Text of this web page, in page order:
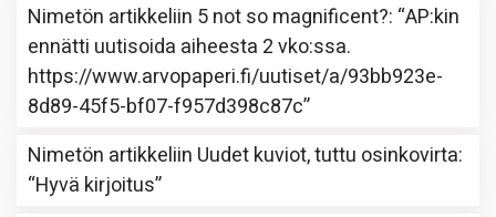
Nimetön artikkeliin 5 not so magnificent?: “AP:kin
ennätti uutisoida aiheesta 2 vko:ssa.
https://www.arvopaperi.fi/uutiset/a/93bb923e-
8d89-45f5-bf07-f957d398c87c”
Nimetön artikkeliin Uudet kuviot, tuttu osinkovirta:
“Hyvä kirjoitus”